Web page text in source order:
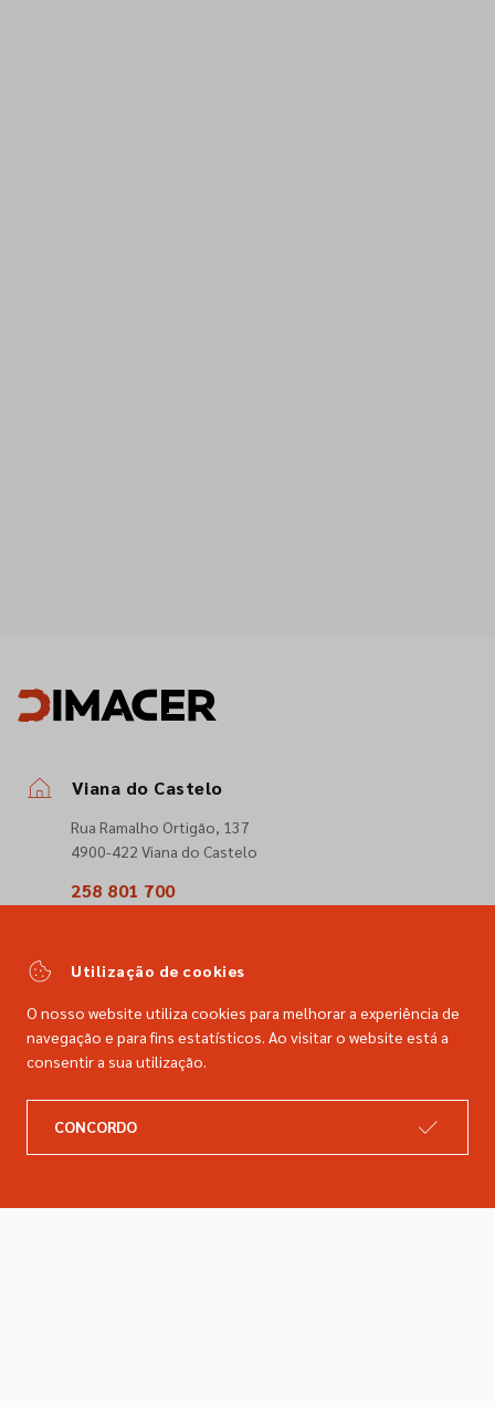
Viana do Castelo
Rua Ramalho Ortigão, 137
4900-422 Viana do Castelo
258 801 700
comercial@dimacer.com
Catálogo
Utilização de cookies
O nosso website utiliza cookies para melhorar a experiência de
navegação e para fins estatísticos. Ao visitar o website está a
consentir a sua utilização.
CONCORDO